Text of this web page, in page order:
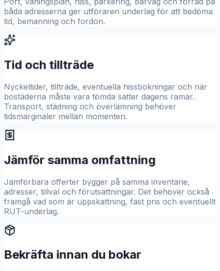
båda adresserna ger utföraren underlag för att bedöma
tid, bemanning och fordon.
Tid och tillträde
Nyckeltider, tillträde, eventuella hissbokningar och när
bostäderna måste vara tömda sätter dagens ramar.
Transport, städning och överlämning behöver
tidsmarginaler mellan momenten.
Jämför samma omfattning
Jämförbara offerter bygger på samma inventarie,
adresser, tillval och förutsättningar. Det behöver också
framgå vad som är uppskattning, fast pris och eventuellt
RUT-underlag.
Bekräfta innan du bokar